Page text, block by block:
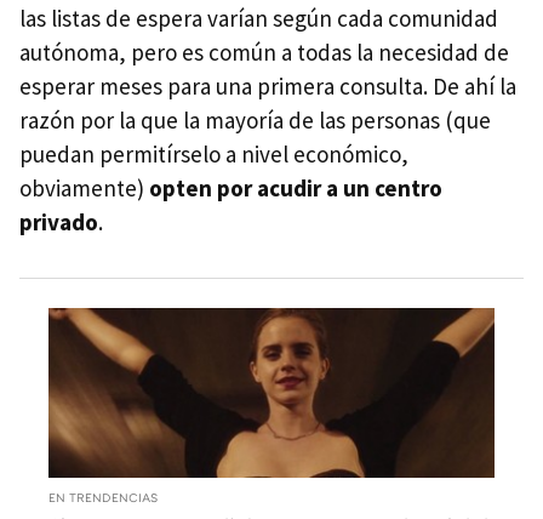
las listas de espera varían según cada comunidad
autónoma, pero es común a todas la necesidad de
esperar meses para una primera consulta. De ahí la
razón por la que la mayoría de las personas (que
puedan permitírselo a nivel económico,
obviamente) opten por acudir a un centro
privado.
EN TRENDENCIAS